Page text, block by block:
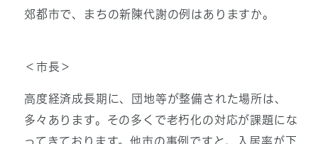
郊都市で、まちの新陳代謝の例はありますか。
＜市長＞
高度経済成長期に、団地等が整備された場所は、
多々あります。その多くで老朽化の対応が課題にな
ってきております。他市の事例ですと、入居率が下